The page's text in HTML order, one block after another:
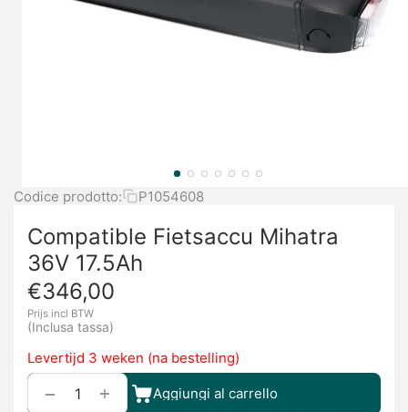
Codice prodotto: P1054608
Compatible Fietsaccu Mihatra
36V 17.5Ah
€346,00
Prijs incl BTW
(Inclusa tassa)
Levertijd 3 weken (na bestelling)
+
− Aggiungi al carrello